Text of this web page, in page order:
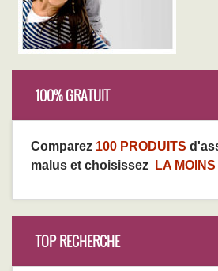
100% GRATUIT
Comparez 100 PRODUITS
malus et choisissez
LA
TOP RECHERCHE